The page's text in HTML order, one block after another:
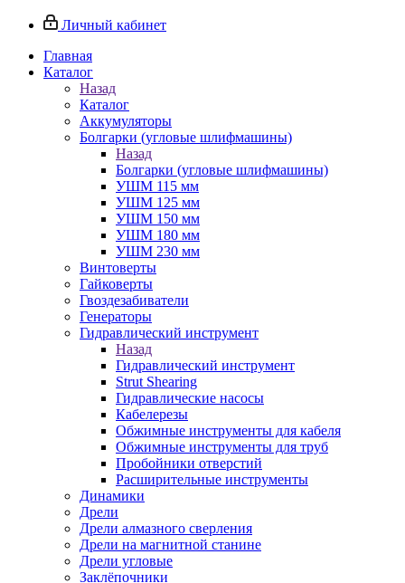
Личный кабинет
Главная
Каталог
Назад
Каталог
Аккумуляторы
Болгарки (угловые шлифмашины)
Назад
Болгарки (угловые шлифмашины)
УШМ 115 мм
УШМ 125 мм
УШМ 150 мм
УШМ 180 мм
УШМ 230 мм
Винтоверты
Гайковерты
Гвоздезабиватели
Генераторы
Гидравлический инструмент
Назад
Гидравлический инструмент
Strut Shearing
Гидравлические насосы
Кабелерезы
Обжимные инструменты для кабеля
Обжимные инструменты для труб
Пробойники отверстий
Расширительные инструменты
Динамики
Дрели
Дрели алмазного сверления
Дрели на магнитной станине
Дрели угловые
Заклёпочники